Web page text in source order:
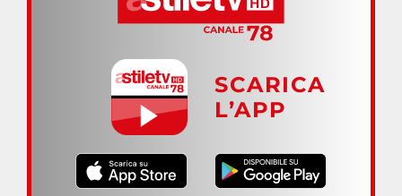
SCARICA
L’APP